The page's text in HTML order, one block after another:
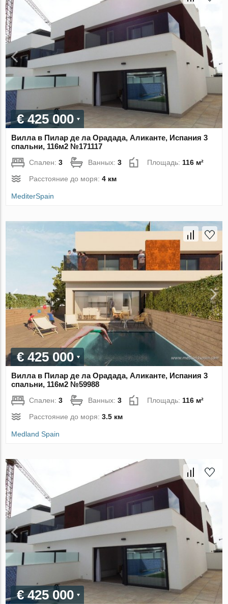
€ 425 000
Вилла в Пилар де ла Орадада, Аликанте, Испания 3
спальни, 116м2 №171117
Спален:3 Ванных:3 Площадь:116 м²
Расстояние до моря:4 км
MediterSpain
€ 425 000
Вилла в Пилар де ла Орадада, Аликанте, Испания 3
спальни, 116м2 №59988
Спален:3 Ванных:3 Площадь: 116 м²
Расстояние до моря:3.5 км
Medland Spain
€ 425 000